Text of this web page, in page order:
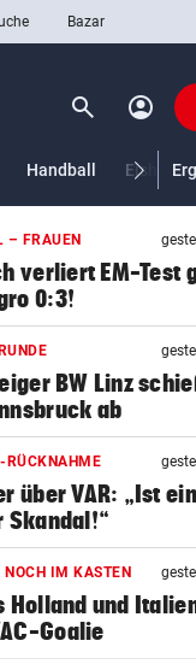
Bazar
search Suchen
account_circle
Handball
– FRAUEN
verliert EM-Test
0:3!
BW Linz
ab
RÜCKNAHME
über VAR: „Ist ein
Skandal!“
NOCH IM KASTEN
Holland und
Goalie